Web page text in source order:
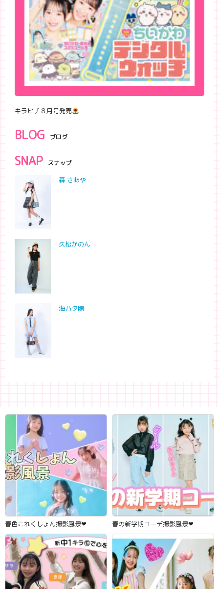
キラピチ８月号発売
BLOG ブログ
SNAP スナップ
森 さあや
久松かのん
海乃夕陽
春色これくしょん撮影風景‪‪❤︎‬ 春の新学期コーデ撮影風景‪‪❤︎‬